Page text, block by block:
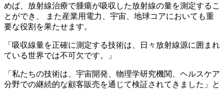
めば、放射線治療で腫瘍が吸収した放射線の量を測定するこ
とができ、 また産業用電力、宇宙、地球コアにおいても重
要な役割を果たせます。
「吸収線量を正確に測定する技術は、日々放射線源に囲まれ
ている世界では不可欠です。」
「私たちの技術は、宇宙開発、物理学研究機関、ヘルスケア
分野での継続的な顧客販売を通じて検証されてきました」と